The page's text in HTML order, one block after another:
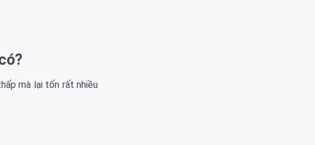
mà lại tốn rất nhiều